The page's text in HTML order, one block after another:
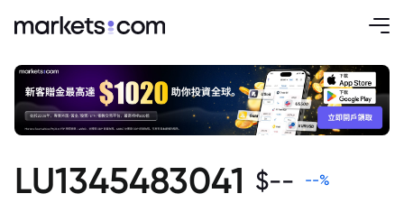
LU1345483041 $-- --%